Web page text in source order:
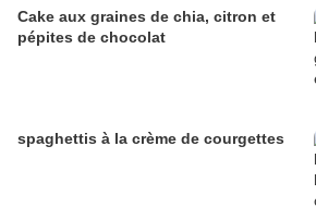
Cake aux graines de chia, citron et
pépites de chocolat
spaghettis à la crème de courgettes